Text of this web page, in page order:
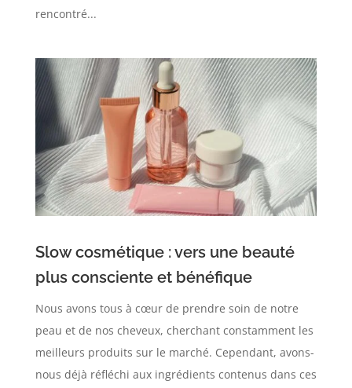
rencontré...
Slow cosmétique : vers une beauté
plus consciente et bénéfique
Nous avons tous à cœur de prendre soin de notre
peau et de nos cheveux, cherchant constamment les
meilleurs produits sur le marché. Cependant, avons-
nous déjà réfléchi aux ingrédients contenus dans ces